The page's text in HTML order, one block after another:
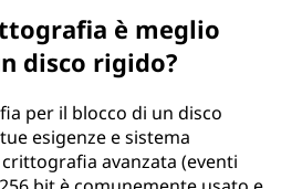
è meglio
disco rigido?
per il blocco di un disco
esigenze e sistema
avanzata (eventi